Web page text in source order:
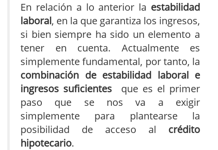
En relación a lo anterior la estabilidad
laboral, en la que garantiza los ingresos,
si bien siempre ha sido un elemento a
tener en cuenta. Actualmente es
simplemente fundamental, por tanto, la
combinación de estabilidad laboral e
ingresos suficientes que es el primer
paso que se nos va a exigir
simplemente para plantearse la
posibilidad de acceso al crédito
hipotecario.